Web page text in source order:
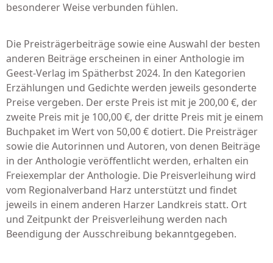
besonderer Weise verbunden fühlen.
Die Preisträgerbeiträge sowie eine Auswahl der besten
anderen Beiträge erscheinen in einer Anthologie im
Geest-Verlag im Spätherbst 2024. In den Kategorien
Erzählungen und Gedichte werden jeweils gesonderte
Preise vergeben. Der erste Preis ist mit je 200,00 €, der
zweite Preis mit je 100,00 €, der dritte Preis mit je einem
Buchpaket im Wert von 50,00 € dotiert. Die Preisträger
sowie die Autorinnen und Autoren, von denen Beiträge
in der Anthologie veröffentlicht werden, erhalten ein
Freiexemplar der Anthologie. Die Preisverleihung wird
vom Regionalverband Harz unterstützt und findet
jeweils in einem anderen Harzer Landkreis statt. Ort
und Zeitpunkt der Preisverleihung werden nach
Beendigung der Ausschreibung bekanntgegeben.